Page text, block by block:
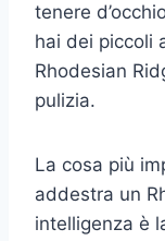
tenere
hai dei piccoli
Rhodesian
pulizia.
La cosa più
addestra un
intelligenza è